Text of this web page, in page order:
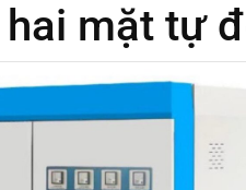
mặt tự